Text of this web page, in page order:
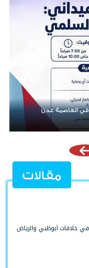
عدن
تنفيذية
مقالات
خلافات أبوظبي والرياض